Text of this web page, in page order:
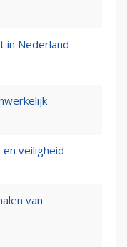
in Nederland
en veiligheid
van